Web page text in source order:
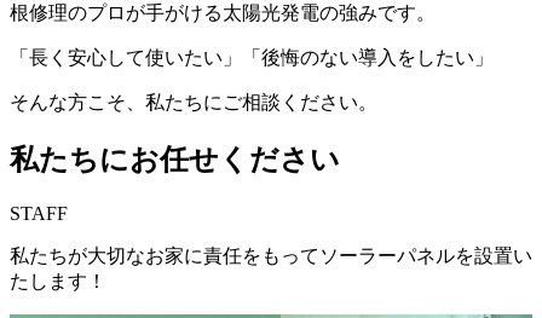
根修理のプロが手がける太陽光発電の強みです。
「長く安心して使いたい」「後悔のない導入をしたい」
そんな方こそ、私たちにご相談ください。
私たちにお任せください
STAFF
私たちが大切なお家に責任をもってソーラーパネルを設置い
たします！